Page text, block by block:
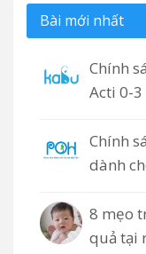
Bài mới nhất
Chính
Acti 0-
Chính
dành
8 mẹo
quả tại